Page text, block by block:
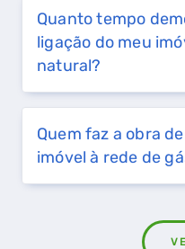
Quanto tempo
ligação do meu
natural?
Quem faz a obra
imóvel à rede de